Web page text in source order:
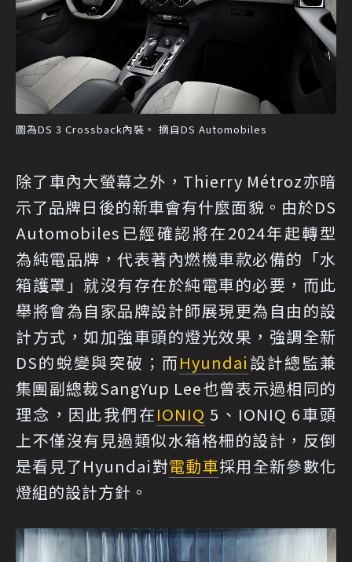
圖為DS 3 Crossback內裝。 摘自DS Automobiles
除了車內大螢幕之外，Thierry Métroz亦暗
示了品牌日後的新車會有什麼面貌。由於DS
Automobiles已經確認將在2024年起轉型
為純電品牌，代表著內燃機車款必備的「水
箱護罩」就沒有存在於純電車的必要，而此
舉將會為自家品牌設計師展現更為自由的設
計方式，如加強車頭的燈光效果，強調全新
DS的蛻變與突破；而Hyundai 設計總監兼
集團副總裁SangYup Lee也曾表示過相同的
理念，因此我們在IONIQ 5、IONIQ 6車頭
上不僅沒有見過類似水箱格柵的設計，反倒
是看見了Hyundai對電動車採用全新參數化
燈組的設計方針。